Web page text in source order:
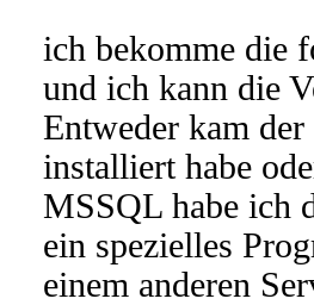
ich bekomme die
und ich kann die
Entweder kam
installiert habe
MSSQL habe ich
ein spezielles
einem anderen